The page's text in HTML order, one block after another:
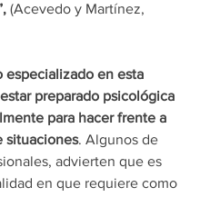
(Acevedo y Martínez,
especializado en esta
preparado psicológica
para hacer frente a
situaciones. Algunos de
advierten que es
en que requiere como